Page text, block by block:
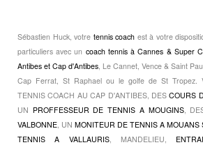
Sébastien Huck, votre tennis coach est à votre
particuliers avec un coach tennis à Cannes & Super
Antibes et Cap d'Antibes , Le Cannet, Vence & Saint
Cap Ferrat, St Raphael ou le golfe de St Tropez.
TENNIS COACH AU CAP D'ANTIBES, DESCOURS
UN PROFFESSEUR DE TENNIS A MOUGINS,
VALBONNE , UN MONITEUR DE TENNIS A MOUANS
TENNIS A VALLAURIS, MANDELIEU,